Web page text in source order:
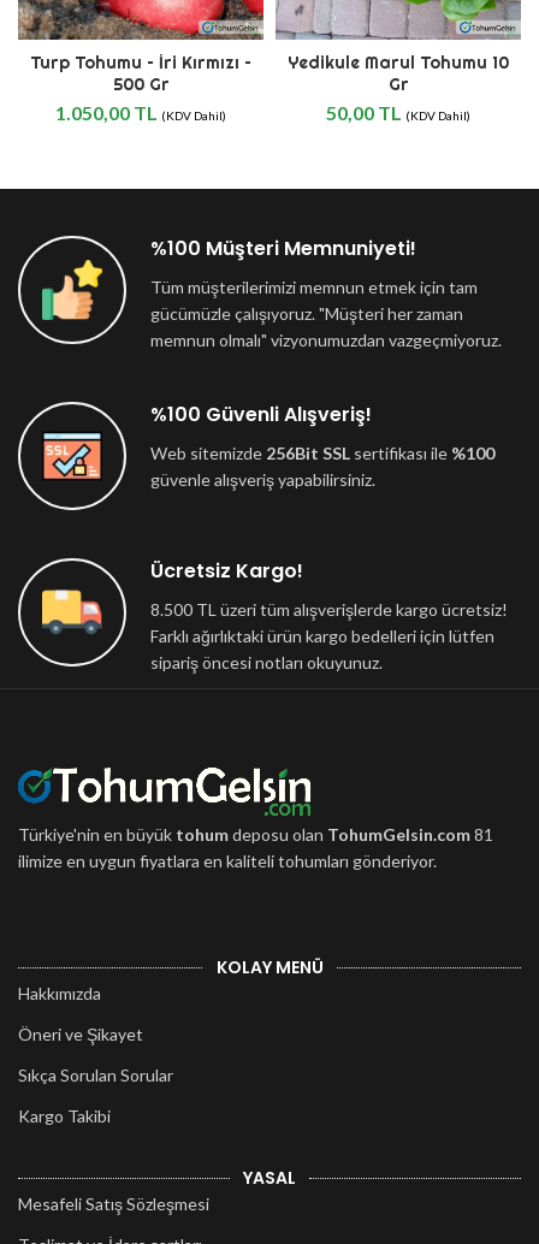
Turp Tohumu – İri Kırmızı –
500 Gr
1.050,00 TL (KDV Dahil)
Yedikule Marul Tohumu 10
Gr
50,00 TL (KDV Dahil)
%100 Müşteri Memnuniyeti!
Tüm müşterilerimizi memnun etmek için tam
gücümüzle çalışıyoruz. "Müşteri her zaman
memnun olmalı" vizyonumuzdan vazgeçmiyoruz.
%100 Güvenli Alışveriş!
Web sitemizde 256Bit SSL sertifikası ile %100
güvenle alışveriş yapabilirsiniz.
Ücretsiz Kargo!
8.500 TL üzeri tüm alışverişlerde kargo ücretsiz!
Farklı ağırlıktaki ürün kargo bedelleri için lütfen
sipariş öncesi notları okuyunuz.
Türkiye'nin en büyük tohumdeposu olan TohumGelsin.com81
ilimize en uygun fiyatlara en kaliteli tohumları gönderiyor.
KOLAY MENÜ
Hakkımızda
Öneri ve Şikayet
Sıkça Sorulan Sorular
Kargo Takibi
YASAL
Mesafeli Satış Sözleşmesi